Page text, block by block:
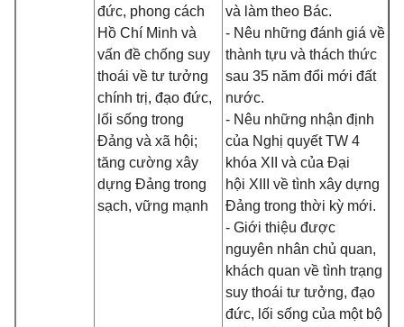
đức, phong cách
Hồ Chí Minh và
vấn đề chống suy
thoái về tư tưởng
chính trị, đạo đức,
lối sống trong
Đảng và xã hội;
tăng cường xây
dựng Đảng trong
sạch, vững mạnh
và làm theo Bác.
- Nêu những đánh giá về
thành tựu và thách thức
sau 35 năm đổi mới đất
nước.
- Nêu những nhận định
của Nghị quyết TW 4
khóa XII và của Đại
hội XIII về tình xây dựng
Đảng trong thời kỳ mới.
- Giới thiệu được
nguyên nhân chủ quan,
khách quan về tình trạng
suy thoái tư tưởng, đạo
đức, lối sống của một bộ